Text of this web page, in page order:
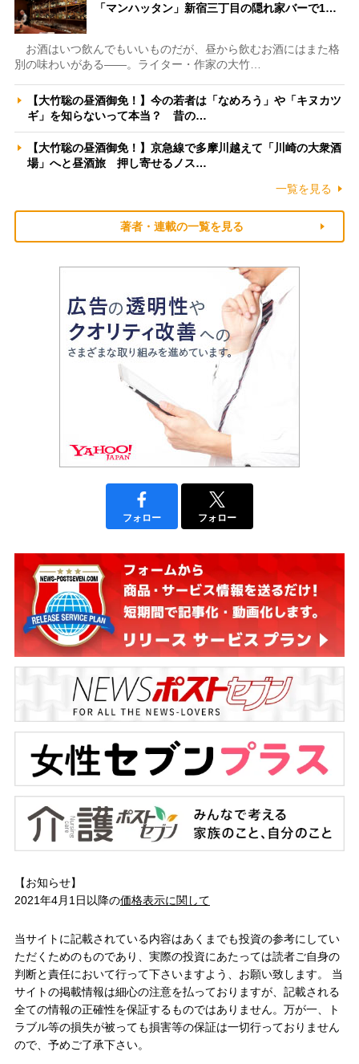
「マンハッタン」新宿三丁目の隠れ家バーで1…
お酒はいつ飲んでもいいものだが、昼から飲むお酒にはまた格
別の味わいがある――。ライター・作家の大竹…
【大竹聡の昼酒御免！】今の若者は「なめろう」や「キヌカツ
ギ」を知らないって本当？ 昔の…
【大竹聡の昼酒御免！】京急線で多摩川越えて「川崎の大衆酒
場」へと昼酒旅 押し寄せるノス…
一覧を見る
著者・連載の一覧を見る
フォロー フォロー
【お知らせ】
2021年4月1日以降の価格表示に関して
当サイトに記載されている内容はあくまでも投資の参考にしてい
ただくためのものであり、実際の投資にあたっては読者ご自身の
判断と責任において行って下さいますよう、お願い致します。 当
サイトの掲載情報は細心の注意を払っておりますが、記載される
全ての情報の正確性を保証するものではありません。万が一、ト
ラブル等の損失が被っても損害等の保証は一切行っておりません
ので、予めご了承下さい。